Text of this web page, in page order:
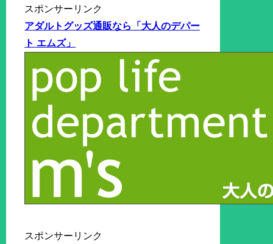
スポンサーリンク
アダルトグッズ通販なら「大人のデパー
ト エムズ」
スポンサーリンク